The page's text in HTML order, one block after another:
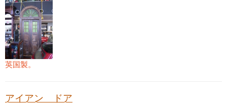
英国製。
アイアン ドア